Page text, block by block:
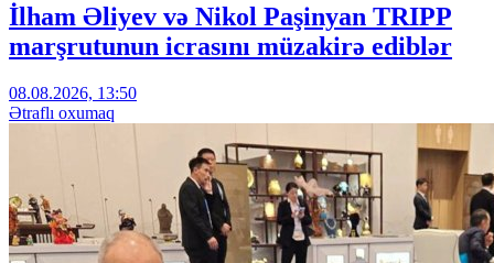
İlham Əliyev və Nikol Paşinyan TRIPP
marşrutunun icrasını müzakirə ediblər
08.08.2026, 13:50
Ətraflı oxumaq